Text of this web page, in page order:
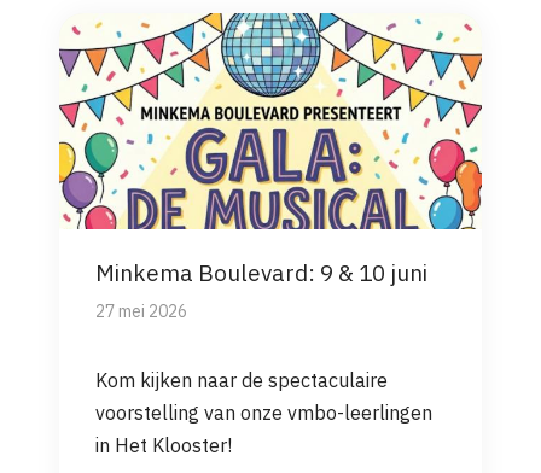
Minkema Boulevard: 9 & 10 juni
27 mei 2026
Kom kijken naar de spectaculaire
voorstelling van onze vmbo-leerlingen
in Het Klooster!